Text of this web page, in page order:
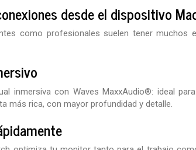
desde el dispositivo
como profesionales suelen tener
inmersiva con Waves MaxxAudio®: ideal
más rica, con mayor profundidad y detalle.